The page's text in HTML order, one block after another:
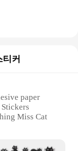
티커
paper
Miss Cat